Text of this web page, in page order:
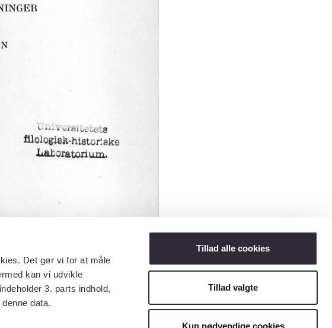
Det gør vi for at måle
kan vi udvikle
3. parts indhold,
denne data.
Tillad alle cookies
Tillad valgte
Kun nødvendige cookies